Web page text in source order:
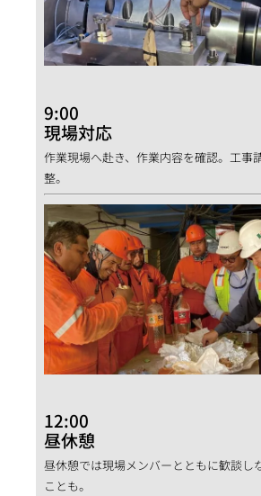
9:00
現場対応
作業現場へ赴き、作業内容を確認。工事
整。
12:00
昼休憩
昼休憩では現場メンバーとともに歓談し
ことも。